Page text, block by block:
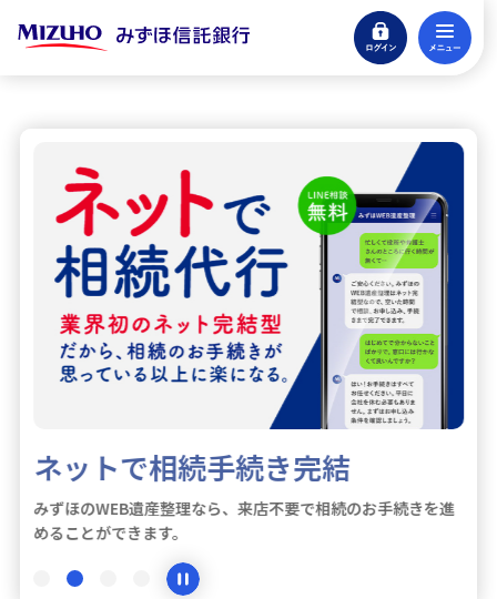
ログイン
閉じる
貯める・増やす
銀行預金・投資信託
引き継ぐ・遺す
信託商品・遺言整理
借りる
アパートローン
仲介・コンサルティング
ATM・店舗
ネットで相続手続き完結
みずほのWEB遺産整理なら、来店不要で相続のお手続きを進
めることができます。